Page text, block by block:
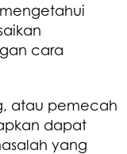
cara
atau pemecah
dapat
yang